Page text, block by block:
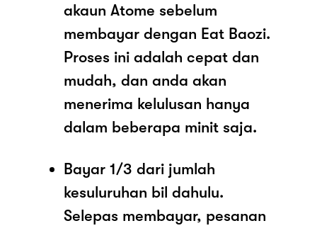
akaun Atome sebelum
membayar dengan Eat Baozi.
Proses ini adalah cepat dan
mudah, dan anda akan
menerima kelulusan hanya
dalam beberapa minit saja.
Bayar 1/3 dari jumlah
kesuluruhan bil dahulu.
Selepas membayar, pesanan